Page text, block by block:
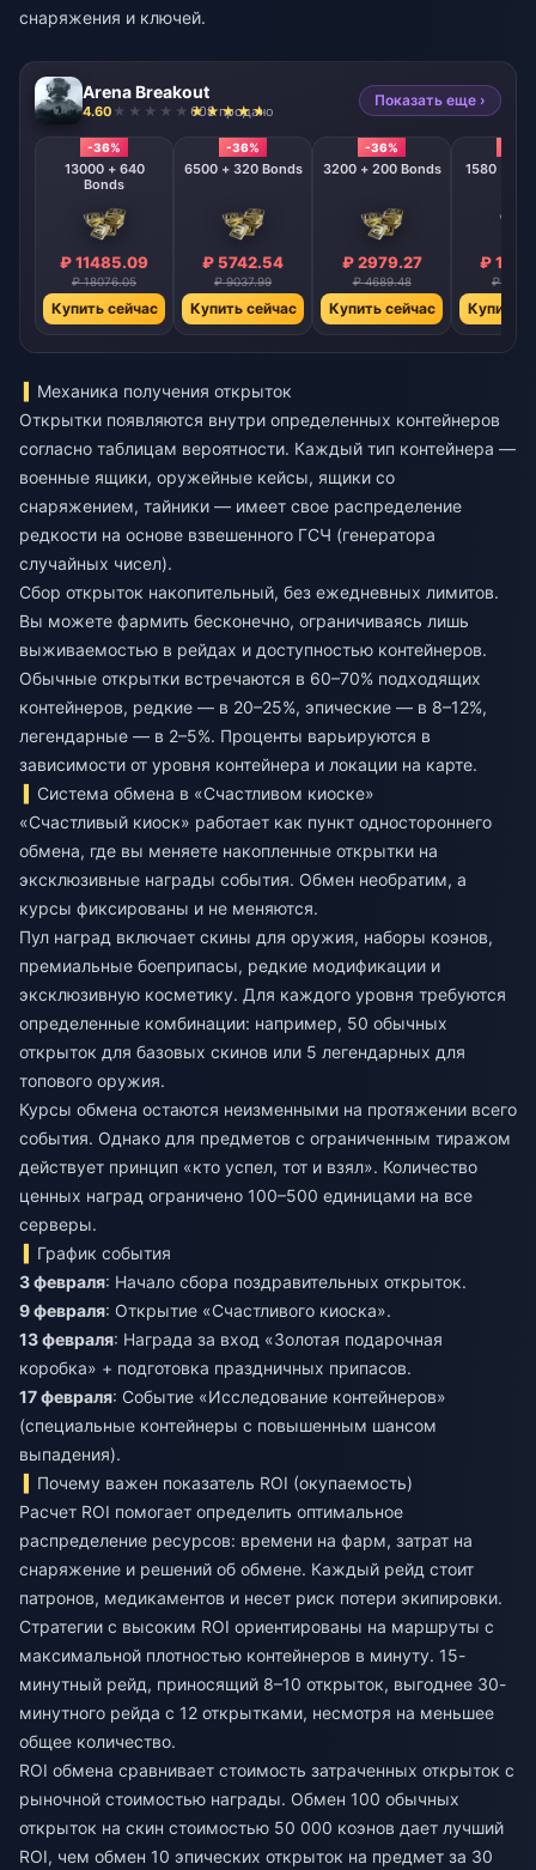
снаряжения и ключей.
Arena Breakout
4.60 608 продано
Показать еще ›
-36%
13000 + 640
Bonds
₽ 11485.09
₽ 18076.05
Купить сейчас
-36%
6500 + 320 Bonds
₽ 5742.54
₽ 9037.99
Купить сейчас
-36%
3200 + 200 Bonds
₽ 2979.27
₽ 4689.48
Купить сейчас
₽
₽
Купить
Механика получения открыток
Открытки появляются внутри определенных контейнеров
согласно таблицам вероятности. Каждый тип контейнера —
военные ящики, оружейные кейсы, ящики со
снаряжением, тайники — имеет свое распределение
редкости на основе взвешенного ГСЧ (генератора
случайных чисел).
Сбор открыток накопительный, без ежедневных лимитов.
Вы можете фармить бесконечно, ограничиваясь лишь
выживаемостью в рейдах и доступностью контейнеров.
Обычные открытки встречаются в 60–70% подходящих
контейнеров, редкие — в 20–25%, эпические — в 8–12%,
легендарные — в 2–5%. Проценты варьируются в
зависимости от уровня контейнера и локации на карте.
Система обмена в «Счастливом киоске»
«Счастливый киоск» работает как пункт одностороннего
обмена, где вы меняете накопленные открытки на
эксклюзивные награды события. Обмен необратим, а
курсы фиксированы и не меняются.
Пул наград включает скины для оружия, наборы коэнов,
премиальные боеприпасы, редкие модификации и
эксклюзивную косметику. Для каждого уровня требуются
определенные комбинации: например, 50 обычных
открыток для базовых скинов или 5 легендарных для
топового оружия.
Курсы обмена остаются неизменными на протяжении всего
события. Однако для предметов с ограниченным тиражом
действует принцип «кто успел, тот и взял». Количество
ценных наград ограничено 100–500 единицами на все
серверы.
График события
3 февраля: Начало сбора поздравительных открыток.
9 февраля: Открытие «Счастливого киоска».
13 февраля: Награда за вход «Золотая подарочная
коробка» + подготовка праздничных припасов.
17 февраля: Событие «Исследование контейнеров»
(специальные контейнеры с повышенным шансом
выпадения).
Почему важен показатель ROI (окупаемость)
Расчет ROI помогает определить оптимальное
распределение ресурсов: времени на фарм, затрат на
снаряжение и решений об обмене. Каждый рейд стоит
патронов, медикаментов и несет риск потери экипировки.
Стратегии с высоким ROI ориентированы на маршруты с
максимальной плотностью контейнеров в минуту. 15-
минутный рейд, приносящий 8–10 открыток, выгоднее 30-
минутного рейда с 12 открытками, несмотря на меньшее
общее количество.
ROI обмена сравнивает стоимость затраченных открыток с
рыночной стоимостью награды. Обмен 100 обычных
открыток на скин стоимостью 50 000 коэнов дает лучший
ROI, чем обмен 10 эпических открыток на предмет за 30